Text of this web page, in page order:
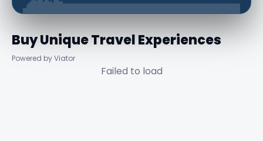
Buy Unique Travel Experiences
Powered by Viator
Failed to load